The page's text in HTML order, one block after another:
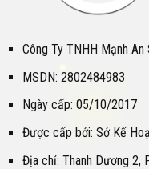
Công Ty TNHH Mạnh An
MSDN: 2802484983
Ngày cấp: 05/10/2017
Được cấp bởi: Sở Kế
Địa chỉ: Thanh Dương 2,